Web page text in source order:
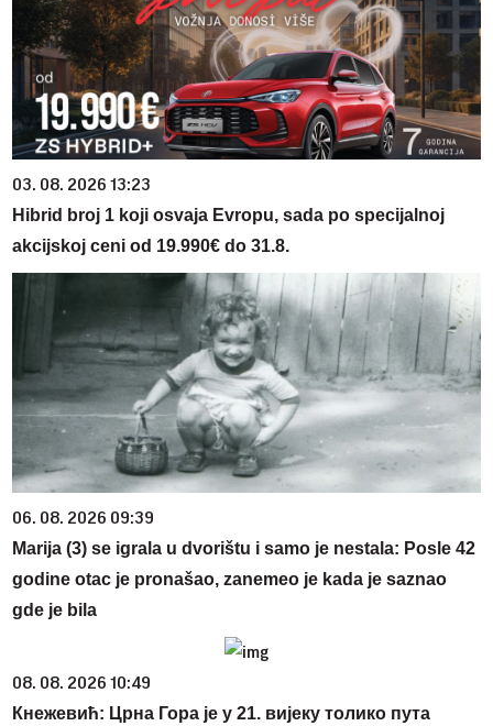
03. 08. 2026 13:23
Hibrid broj 1 koji osvaja Evropu, sada po specijalnoj
akcijskoj ceni od 19.990€ do 31.8.
06. 08. 2026 09:39
Marija (3) se igrala u dvorištu i samo je nestala: Posle 42
godine otac je pronašao, zanemeo je kada je saznao
gde je bila
08. 08. 2026 10:49
Кнежевић: Црна Гора је у 21. вијеку толико пута